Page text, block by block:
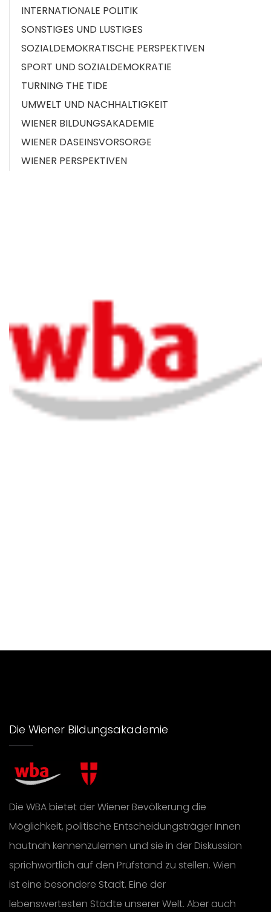
INTERNATIONALE POLITIK
SONSTIGES UND LUSTIGES
SOZIALDEMOKRATISCHE PERSPEKTIVEN
SPORT UND SOZIALDEMOKRATIE
TURNING THE TIDE
UMWELT UND NACHHALTIGKEIT
WIENER BILDUNGSAKADEMIE
WIENER DASEINSVORSORGE
WIENER PERSPEKTIVEN
Die Wiener Bildungsakademie
Die WBA bietet der Wiener Bevölkerung die
Möglichkeit, politische Entscheidungsträger Innen
hautnah kennenzulernen und sie in der Diskussion
sprichwörtlich auf den Prüfstand zu stellen. Wien
ist eine besondere Stadt. Eine der
lebenswertesten Städte unserer Welt. Aber auch